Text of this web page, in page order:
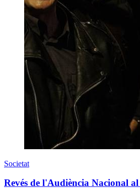
Societat
Revés de l'Audiència Nacional